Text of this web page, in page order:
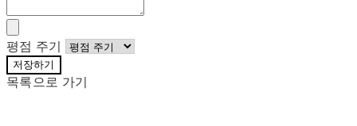
평점 주기
저장하기
목록으로 가기